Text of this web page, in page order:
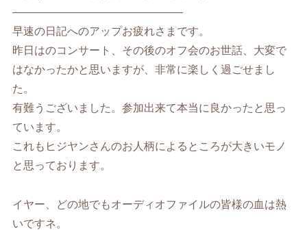
———————————————–
早速の日記へのアップお疲れさまです。
昨日はのコンサート、その後のオフ会のお世話、大変で
はなかったかと思いますが、非常に楽しく過ごせまし
た。
有難うございました。参加出来て本当に良かったと思っ
ています。
これもヒジヤンさんのお人柄によるところが大きいモノ
と思っております。
イヤー、どの地でもオーディオファイルの皆様の血は熱
いですネ。